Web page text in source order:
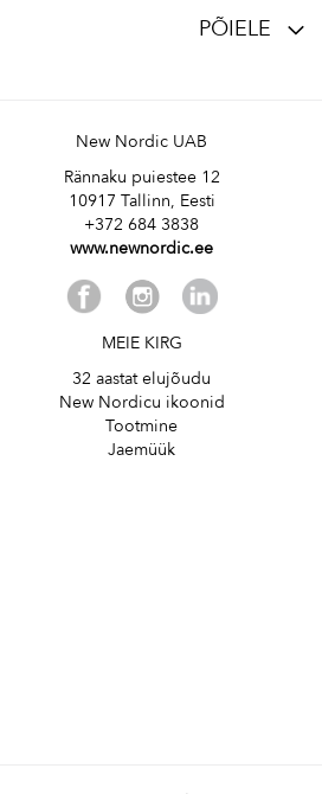
PÕIELE
New Nordic UAB
Rännaku puiestee 12
10917 Tallinn, Eesti
+372 684 3838
www.newnordic.ee
MEIE KIRG
32 aastat elujõudu
New Nordicu ikoonid
Tootmine
Jaemüük